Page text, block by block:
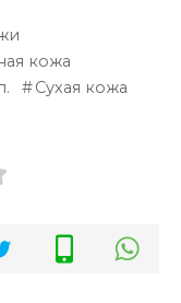
кожа
Сухая кожа